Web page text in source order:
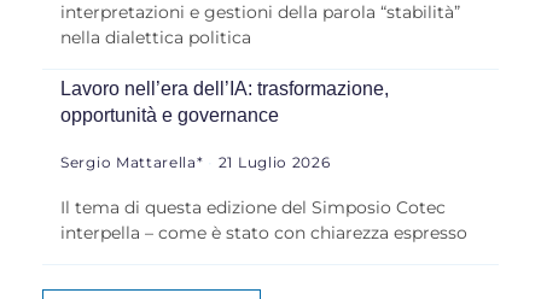
interpretazioni e gestioni della parola “stabilità”
nella dialettica politica
Lavoro nell’era dell’IA: trasformazione,
opportunità e governance
Sergio Mattarella* 21 Luglio 2026
Il tema di questa edizione del Simposio Cotec
interpella – come è stato con chiarezza espresso